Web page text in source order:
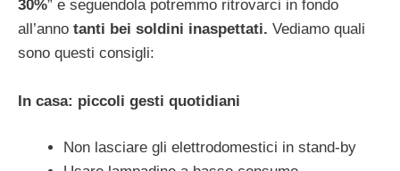
30%” e seguendola potremmo ritrovarci in fondo
all’anno tanti bei soldini inaspettati. Vediamo quali
sono questi consigli:
In casa: piccoli gesti quotidiani
Non lasciare gli elettrodomestici in stand-by